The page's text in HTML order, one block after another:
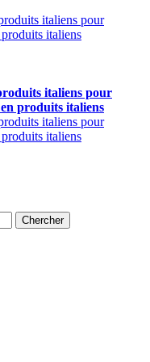
italiens pour
produits italiens
Chercher